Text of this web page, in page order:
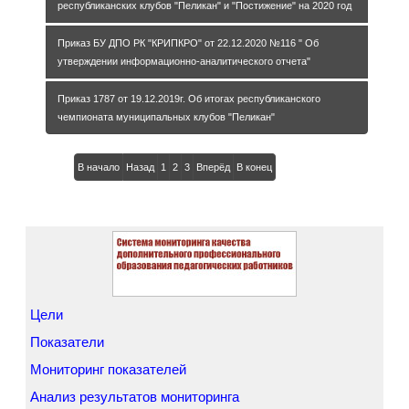
республиканских клубов "Пеликан" и "Постижение" на 2020 год
Приказ БУ ДПО РК "КРИПКРО" от 22.12.2020 №116 " Об
утверждении информационно-аналитического отчета"
Приказ 1787 от 19.12.2019г. Об итогах республиканского
чемпионата муниципальных клубов "Пеликан"
В начало Назад 1 2 3 Вперёд В конец
Цели
Показатели
Мониторинг показателей
Анализ результатов мониторинга